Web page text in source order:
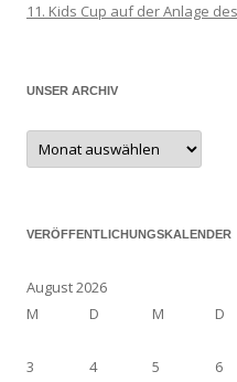
11. Kids Cup auf der Anlage
UNSER ARCHIV
Unser
Archiv
VERÖFFENTLICHUNGSKALENDER
August 2026
M
D M D
3
4 5 6